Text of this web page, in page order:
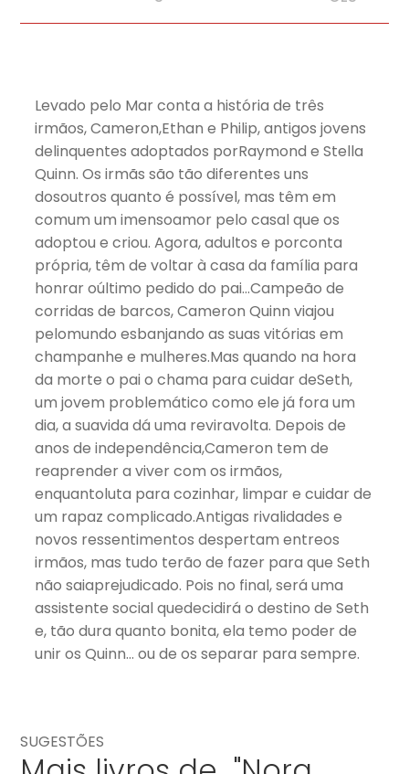
Levado pelo Mar conta a história de três
irmãos, Cameron,Ethan e Philip, antigos jovens
delinquentes adoptados porRaymond e Stella
Quinn. Os irmãs são tão diferentes uns
dosoutros quanto é possível, mas têm em
comum um imensoamor pelo casal que os
adoptou e criou. Agora, adultos e porconta
própria, têm de voltar à casa da família para
honrar oúltimo pedido do pai…Campeão de
corridas de barcos, Cameron Quinn viajou
pelomundo esbanjando as suas vitórias em
champanhe e mulheres.Mas quando na hora
da morte o pai o chama para cuidar deSeth,
um jovem problemático como ele já fora um
dia, a suavida dá uma reviravolta. Depois de
anos de independência,Cameron tem de
reaprender a viver com os irmãos,
enquantoluta para cozinhar, limpar e cuidar de
um rapaz complicado.Antigas rivalidades e
novos ressentimentos despertam entreos
irmãos, mas tudo terão de fazer para que Seth
não saiaprejudicado. Pois no final, será uma
assistente social quedecidirá o destino de Seth
e, tão dura quanto bonita, ela temo poder de
unir os Quinn… ou de os separar para sempre.
SUGESTÕES